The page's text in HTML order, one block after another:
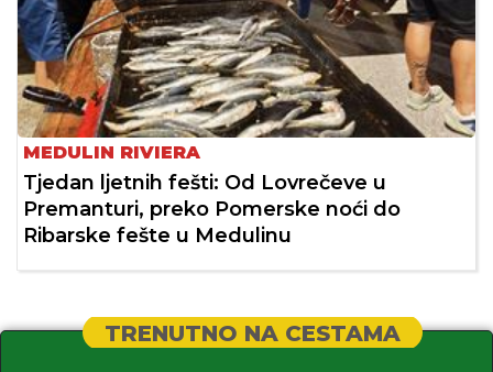
MEDULIN RIVIERA
Tjedan ljetnih fešti: Od Lovrečeve u
Premanturi, preko Pomerske noći do
Ribarske fešte u Medulinu
TRENUTNO NA CESTAMA